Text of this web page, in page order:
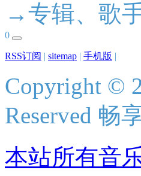
→专辑、歌
0
RSS订阅 | sitemap | 手机版 |
Copyright ©
Reserved 畅
本站所有音